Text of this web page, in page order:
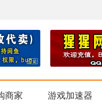
商家 游戏加速器